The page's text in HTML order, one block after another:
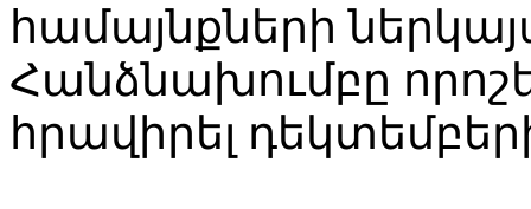
համայնքների
Հանձնախումբը
հրավիրել